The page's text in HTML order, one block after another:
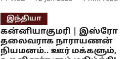
இந்தியா
கன்னியாகுமரி | இஸ்ரோ
தலைவராக நாராயணன்
நியமனம்.. ஊர் மக்களும்,